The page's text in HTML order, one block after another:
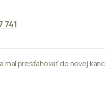
741
mal presťahovať do novej